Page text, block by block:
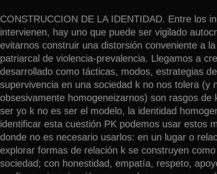
CONSTRUCCION DE LA IDENTIDAD. Entre los
intervienen, hay uno que puede ser vigilado
evitarnos construir una distorsión conveniente a
patriarcal de violencia-prevalencia. Llegamos a
desarrollado como tácticas, modos, estrategias
supervivencia en una sociedad k no nos tolera (y
obsesivamente homogeneizarnos) son rasgos de
ser yo k no es ser el modelo, la identidad
identificar esta cuestión PK podemos usar estos
donde no es necesario usarlos: en un lugar o
explorar formas de relación k se construyen
sociedad; con honestidad, empatía, respeto,